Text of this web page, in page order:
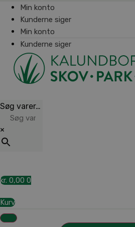
Min konto
Kunderne siger
Min konto
Kunderne siger
Søg varer…
×
kr. 0,00 0
Kurv